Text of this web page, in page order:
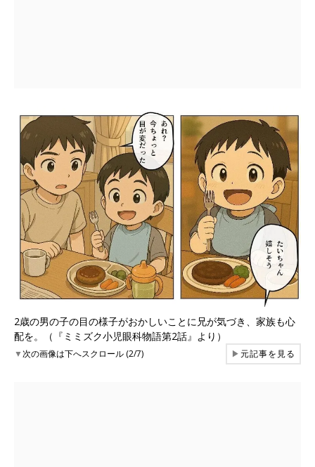
2歳の男の子の目の様子がおかしいことに兄が気づき、家族も心
配を。（『ミミズク小児眼科物語第2話』より）
▼次の画像は下へスクロール (2/7) ▶元記事を見る